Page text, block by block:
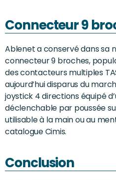
Connecteur 9
Ablenet a conservé dans sa
connecteur 9 broches,
des contacteurs multiples
aujourd’hui disparus du
joystick 4 directions équipé
déclenchable par poussée
utilisable à la main ou au
catalogue Cimis.
Conclusion